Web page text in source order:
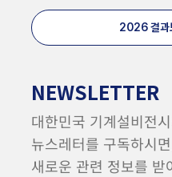
2026 결과
NEWSLETTER
대한민국 기계설비전
뉴스레터를 구독하시
새로운 관련 정보를 받